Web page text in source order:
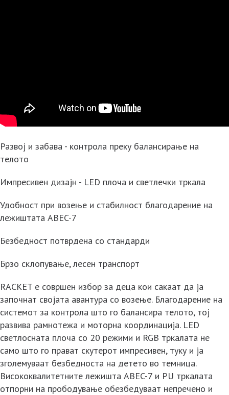
Развој и забава - контрола преку балансирање на
телото
Импресивен дизајн - LED плоча и светлечки тркала
Удобност при возење и стабилност благодарение на
лежиштата ABEC-7
Безбедност потврдена со стандарди
Брзо склопување, лесен транспорт
RACKET е совршен избор за деца кои сакаат да ја
започнат својата авантура со возење. Благодарение на
системот за контрола што го балансира телото, тој
развива рамнотежа и моторна координација. LED
светлосната плоча со 20 режими и RGB тркалата не
само што го прават скутерот импресивен, туку и ја
зголемуваат безбедноста на детето во темница.
Висококвалитетните лежишта ABEC-7 и PU тркалата
отпорни на прободување обезбедуваат непречено и